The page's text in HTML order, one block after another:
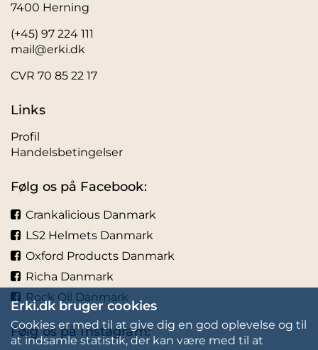
7400 Herning
(+45) 97 224 111
mail@erki.dk
CVR 70 85 22 17
Links
Profil
Handelsbetingelser
Følg os på Facebook:
Crankalicious Danmark
LS2 Helmets Danmark
Oxford Products Danmark
Richa Danmark
Rock Oil Danmark
Følg os på Instagram:
Erki.dk bruger cookies
Cookies er med til at give dig en god oplevelse og til
at indsamle statistik, der kan være med til at